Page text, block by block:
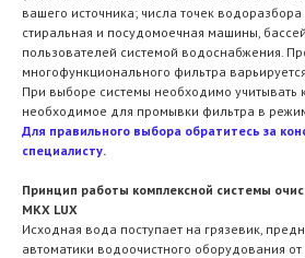
вашего источника; числа точек
стиральная и посудомоечная машины,
пользователей системой водоснабжения.
многофункционального фильтра
При выборе системы необходимо учитывать
необходимое для промывки фильтра в
Для правильного выбора обратитесь за
специалисту.
Принцип работы комплексной системы
MKX LUX
Исходная вода поступает на грязевик,
автоматики водоочистного оборудования